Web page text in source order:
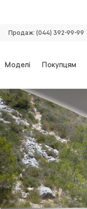
Продаж: (044) 392-99-99
Моделі Покупцям